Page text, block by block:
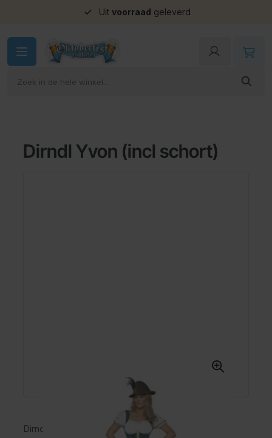
Uit voorraad geleverd
Dirndl Yvon (incl schort)
Dirndl Yvon (incl schort)